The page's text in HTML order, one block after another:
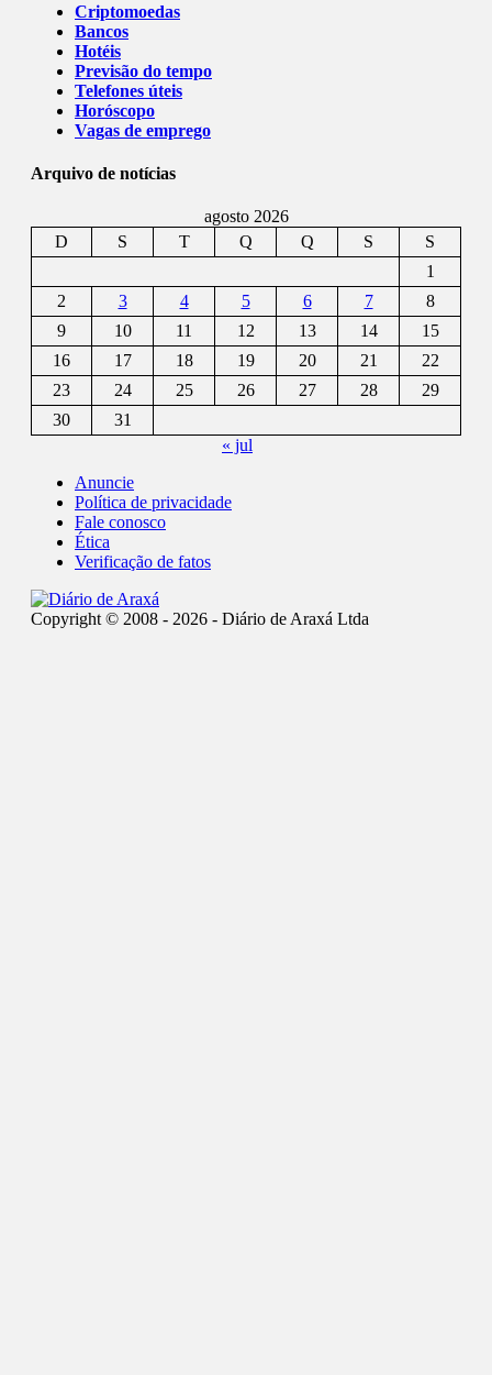
Criptomoedas
Bancos
Hotéis
Previsão do tempo
Telefones úteis
Horóscopo
Vagas de emprego
Arquivo de notícias
agosto 2026
D
S T Q Q S
S
1
2
3 4 5 6 7
8
9
10 11 12 13 14
15
16
17 18 19 20 21
22
23
24 25 26 27 28
29
30
31
« jul
Anuncie
Política de privacidade
Fale conosco
Ética
Verificação de fatos
Copyright © 2008 - 2026 - Diário de Araxá Ltda